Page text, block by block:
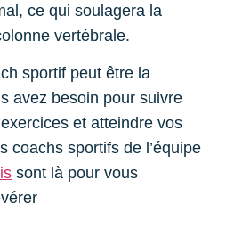
ce qui soulagera la
vertébrale.
sportif peut être la
avez besoin pour suivre
et atteindre vos
coachs sportifs de l’équipe
sont là pour vous